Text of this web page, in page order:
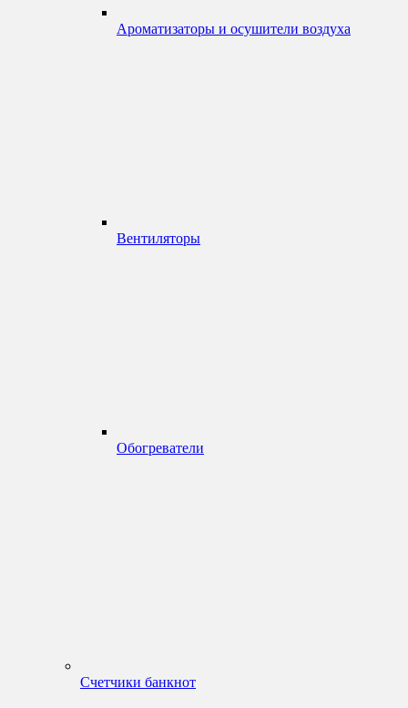
Ароматизаторы и осушители воздуха
Вентиляторы
Обогреватели
Счетчики банкнот